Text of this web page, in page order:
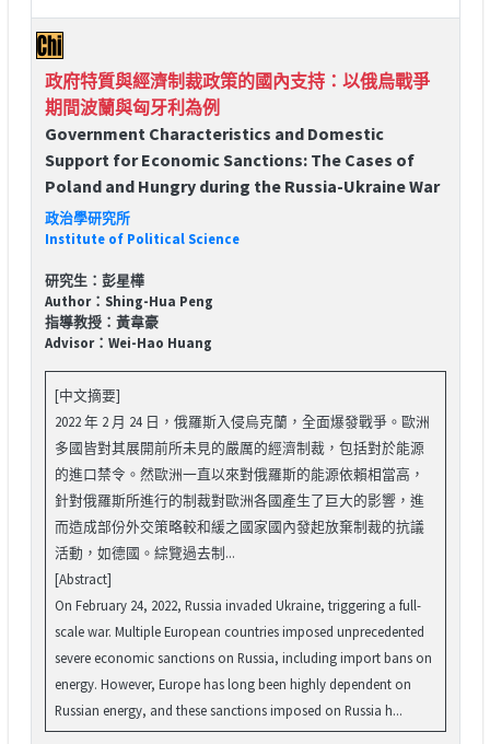
政府特質與經濟制裁政策的國內支持：以俄烏戰爭
期間波蘭與匈牙利為例
Government Characteristics and Domestic
Support for Economic Sanctions: The Cases of
Poland and Hungry during the Russia-Ukraine War
政治學研究所
Institute of Political Science
研究生：彭星樺
Author：Shing-Hua Peng
指導教授：黃韋豪
Advisor：Wei-Hao Huang
[中文摘要]
2022 年 2 月 24 日，俄羅斯入侵烏克蘭，全面爆發戰爭。歐洲
多國皆對其展開前所未見的嚴厲的經濟制裁，包括對於能源
的進口禁令。然歐洲一直以來對俄羅斯的能源依賴相當高，
針對俄羅斯所進行的制裁對歐洲各國產生了巨大的影響，進
而造成部份外交策略較和緩之國家國內發起放棄制裁的抗議
活動，如德國。綜覽過去制...
[Abstract]
On February 24, 2022, Russia invaded Ukraine, triggering a full-
scale war. Multiple European countries imposed unprecedented
severe economic sanctions on Russia, including import bans on
energy. However, Europe has long been highly dependent on
Russian energy, and these sanctions imposed on Russia h...